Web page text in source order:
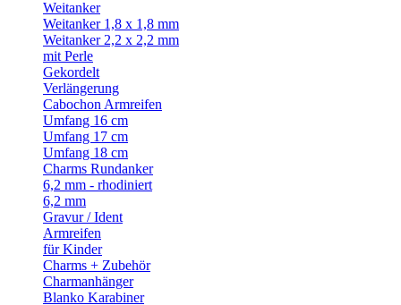
Weitanker
Weitanker 1,8 x 1,8 mm
Weitanker 2,2 x 2,2 mm
mit Perle
Gekordelt
Verlängerung
Cabochon Armreifen
Umfang 16 cm
Umfang 17 cm
Umfang 18 cm
Charms Rundanker
6,2 mm - rhodiniert
6,2 mm
Gravur / Ident
Armreifen
für Kinder
Charms + Zubehör
Charmanhänger
Blanko Karabiner